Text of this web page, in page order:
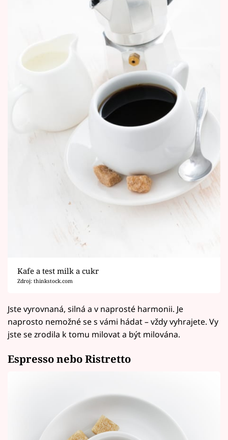
Kafe a test milk a cukr
Zdroj: thinkstock.com
Jste vyrovnaná, silná a v naprosté harmonii. Je
naprosto nemožné se s vámi hádat – vždy vyhrajete. Vy
jste se zrodila k tomu milovat a být milována.
Espresso nebo Ristretto